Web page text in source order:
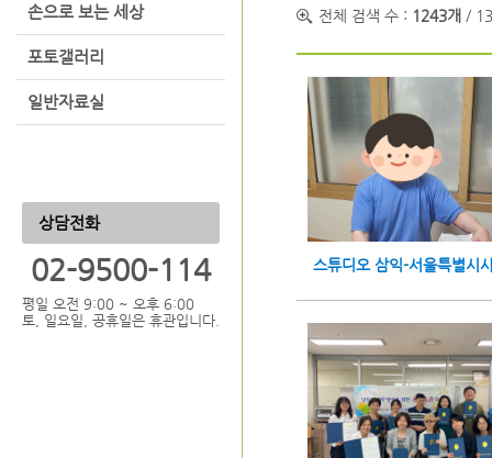
손으로 보는 세상
포토갤러리
일반자료실
상담전화
02-9500-114
평일 오전 9:00 ~ 오후 6:00
토, 일요일, 공휴일은 휴관입니다.
전체 검색 수 : 1243개 /